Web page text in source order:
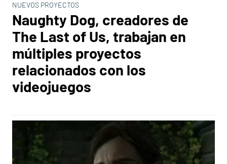
NUEVOS PROYECTOS
Naughty Dog, creadores de
The Last of Us, trabajan en
múltiples proyectos
relacionados con los
videojuegos